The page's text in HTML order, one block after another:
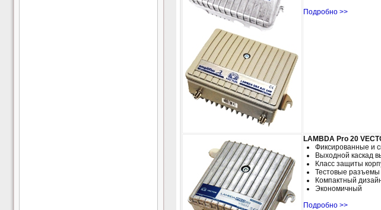
Подробно >>
LAMBDA Pro 20
Фиксированные и
Выходной каскад
Класс защиты
Тестовые разъемы
Компактный
Экономичный
Подробно >>